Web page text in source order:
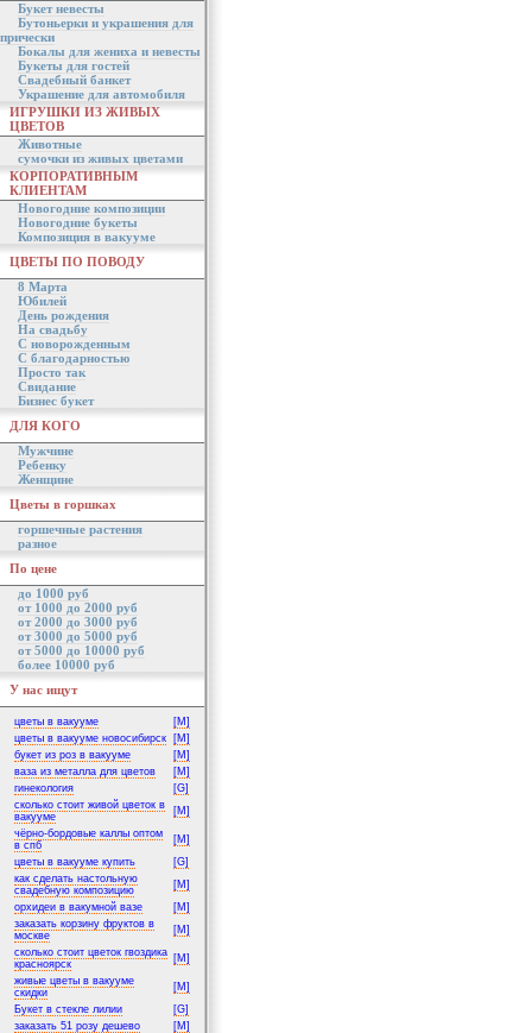
Букет невесты
Бутоньерки и украшения для
прически
Бокалы для жениха и невесты
Букеты для гостей
Свадебный банкет
Украшение для автомобиля
ИГРУШКИ ИЗ ЖИВЫХ
ЦВЕТОВ
Животные
сумочки из живых цветами
КОРПОРАТИВНЫМ
КЛИЕНТАМ
Новогодние композиции
Новогодние букеты
Композиция в вакууме
ЦВЕТЫ ПО ПОВОДУ
8 Марта
Юбилей
День рождения
На свадьбу
С новорожденным
С благодарностью
Просто так
Свидание
Бизнес букет
ДЛЯ КОГО
Мужчине
Ребенку
Женщине
Цветы в горшках
горшечные растения
разное
По цене
до 1000 руб
от 1000 до 2000 руб
от 2000 до 3000 руб
от 3000 до 5000 руб
от 5000 до 10000 руб
более 10000 руб
У нас ищут
цветы в вакууме
[M]
цветы в вакууме новосибирск
[M]
букет из роз в вакууме
[M]
ваза из металла для цветов
[M]
гинекология
[G]
сколько стоит живой цветок в
вакууме
[M]
чёрно-бордовые каллы оптом
в спб
[M]
цветы в вакууме купить
[G]
как сделать настольную
свадебную композицию
[M]
орхидеи в вакумной вазе
[M]
заказать корзину фруктов в
москве
[M]
сколько стоит цветок гвоздика
красноярск
[M]
живые цветы в вакууме
скидки
[M]
Букет в стекле лилии
[G]
заказать 51 розу дешево
[M]